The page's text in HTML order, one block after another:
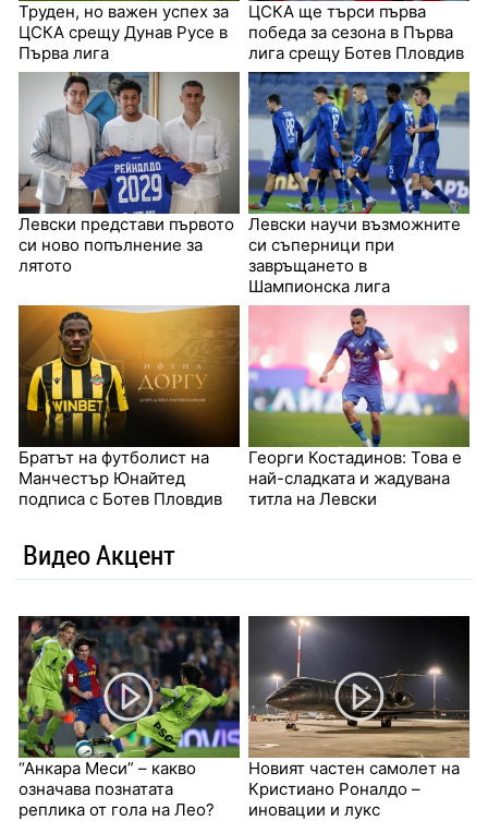
Труден, но важен успех за
ЦСКА срещу Дунав Русе в
Първа лига
ЦСКА ще търси първа
победа за сезона в Първа
лига срещу Ботев Пловдив
Левски представи първото
си ново попълнение за
лятото
Левски научи възможните
си съперници при
завръщането в
Шампионска лига
Братът на футболист на
Манчестър Юнайтед
подписа с Ботев Пловдив
Георги Костадинов: Това е
най-сладката и жадувана
титла на Левски
Видео Акцент
“Анкара Меси” – какво
означава познатата
реплика от гола на Лео?
Новият частен самолет на
Кристиано Роналдо –
иновации и лукс